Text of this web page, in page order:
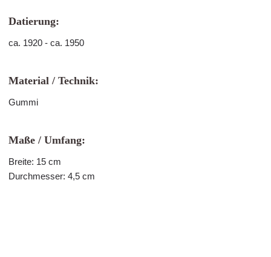
Datierung:
ca. 1920 - ca. 1950
Material / Technik:
Gummi
Maße / Umfang:
Breite: 15 cm
Durchmesser: 4,5 cm